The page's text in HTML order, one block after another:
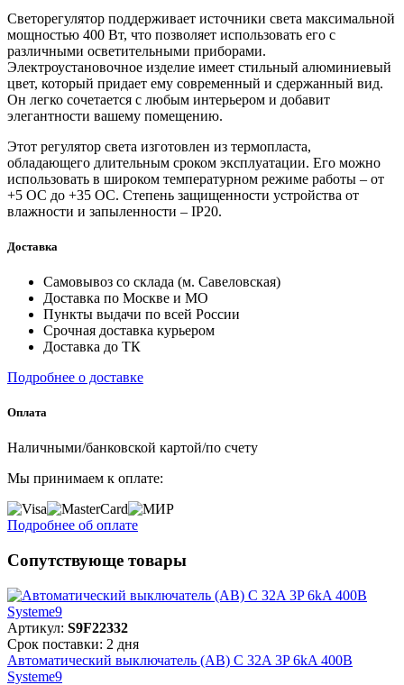
Светорегулятор поддерживает источники света максимальной
мощностью 400 Вт, что позволяет использовать его с
различными осветительными приборами.
Электроустановочное изделие имеет стильный алюминиевый
цвет, который придает ему современный и сдержанный вид.
Он легко сочетается с любым интерьером и добавит
элегантности вашему помещению.
Этот регулятор света изготовлен из термопласта,
обладающего длительным сроком эксплуатации. Его можно
использовать в широком температурном режиме работы – от
+5 ОС до +35 ОС. Степень защищенности устройства от
влажности и запыленности – IP20.
Доставка
Самовывоз со склада (м. Савеловская)
Доставка по Москве и МО
Пункты выдачи по всей России
Срочная доставка курьером
Доставка до ТК
Подробнее о доставке
Оплата
Наличными/банковской картой/по счету
Мы принимаем к оплате:
Подробнее об оплате
Сопутствующе товары
Артикул: S9F22332
Срок поставки: 2 дня
Автоматический выключатель (АВ) C 32A 3P 6kA 400В
Systeme9